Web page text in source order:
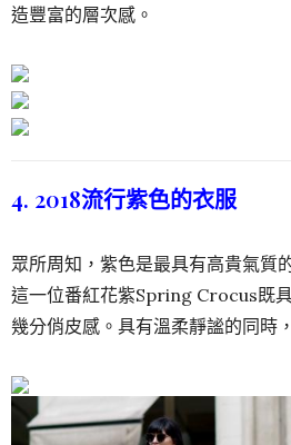
造豐富的層次感。
4. 2018流行紫色的衣服
眾所周知，紫色是最具有高貴氣質
這一位番紅花紫Spring Crocus既
幾分俏皮感。具有溫柔靜謐的同時